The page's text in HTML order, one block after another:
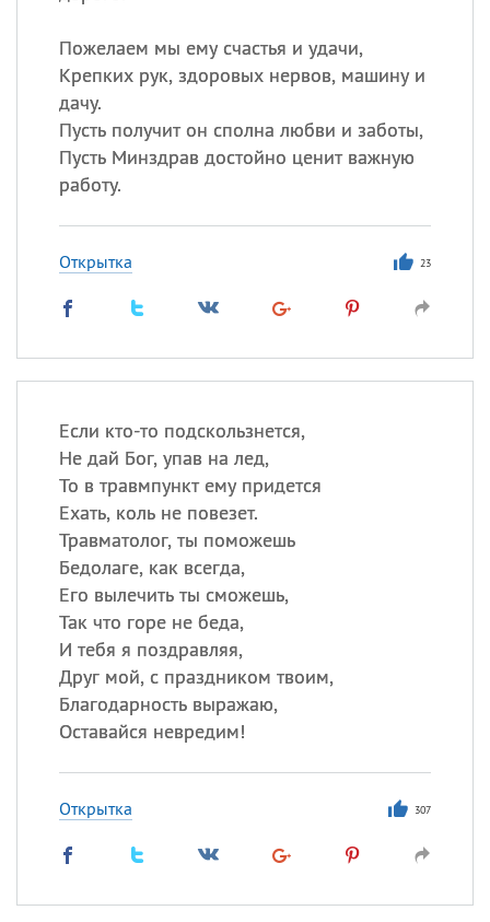
Пожелаем мы ему счастья и удачи,
Крепких рук, здоровых нервов, машину и
дачу.
Пусть получит он сполна любви и заботы,
Пусть Минздрав достойно ценит важную
работу.
Открытка 23
Если кто-то подскользнется,
Не дай Бог, упав на лед,
То в травмпункт ему придется
Ехать, коль не повезет.
Травматолог, ты поможешь
Бедолаге, как всегда,
Его вылечить ты сможешь,
Так что горе не беда,
И тебя я поздравляя,
Друг мой, с праздником твоим,
Благодарность выражаю,
Оставайся невредим!
Открытка 307